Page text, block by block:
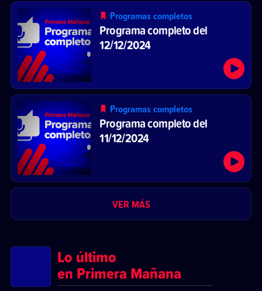
Programas completos
Programa completo del
12/12/2024
Programas completos
Programa completo del
11/12/2024
VER MÁS
Lo último
en Primera Mañana